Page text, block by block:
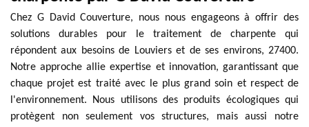
Chez G David Couverture, nous nous engageons à offrir des
solutions durables pour le traitement de charpente qui
répondent aux besoins de Louviers et de ses environs, 27400.
Notre approche allie expertise et innovation, garantissant que
chaque projet est traité avec le plus grand soin et respect de
l'environnement. Nous utilisons des produits écologiques qui
protègent non seulement vos structures, mais aussi notre